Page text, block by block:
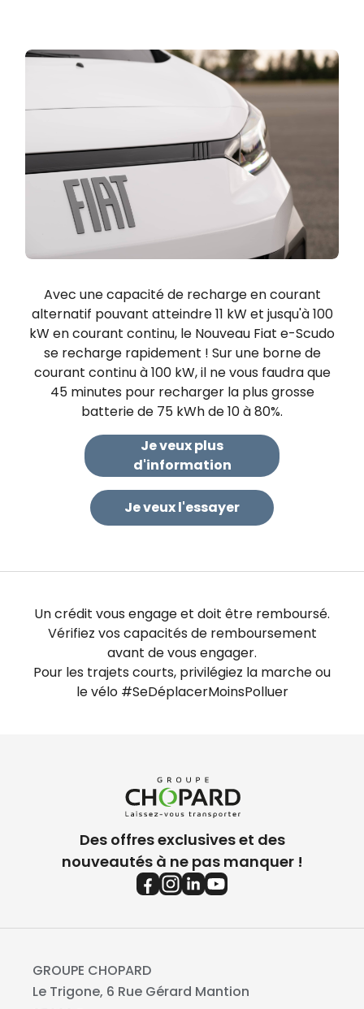
Avec une capacité de recharge en courant
alternatif pouvant atteindre 11 kW et jusqu'à 100
kW en courant continu, le Nouveau Fiat e-Scudo
se recharge rapidement ! Sur une borne de
courant continu à 100 kW, il ne vous faudra que
45 minutes pour recharger la plus grosse
batterie de 75 kWh de 10 à 80%.
Je veux plus
d'information
Je veux l'essayer
Un crédit vous engage et doit être remboursé.
Vérifiez vos capacités de remboursement
avant de vous engager.
Pour les trajets courts, privilégiez la marche ou
le vélo #SeDéplacerMoinsPolluer
Des offres exclusives et des
nouveautés à ne pas manquer !
GROUPE CHOPARD
Le Trigone, 6 Rue Gérard Mantion